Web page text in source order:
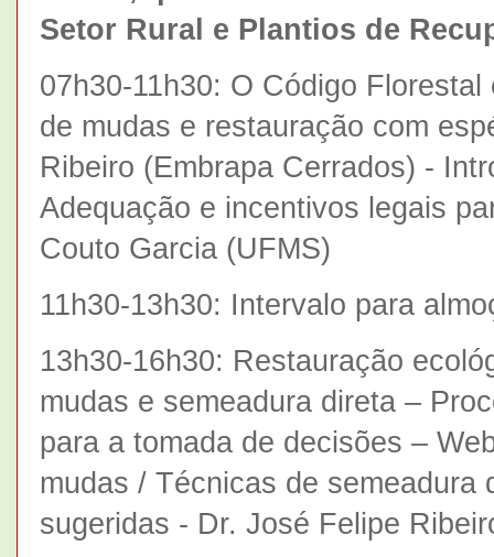
Setor Rural e Plantios de
07h30-11h30: O Código
de mudas e restauração com
Ribeiro (Embrapa Cerrados) -
Adequação e incentivos legais
Couto Garcia (UFMS)
11h30-13h30: Intervalo para
13h30-16h30: Restauração
mudas e semeadura direta –
para a tomada de decisões –
mudas / Técnicas de semeadura
sugeridas - Dr. José Felipe